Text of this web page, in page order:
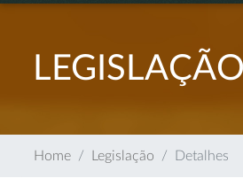
LEGISLAÇÃO
Home Legislação Detalhes